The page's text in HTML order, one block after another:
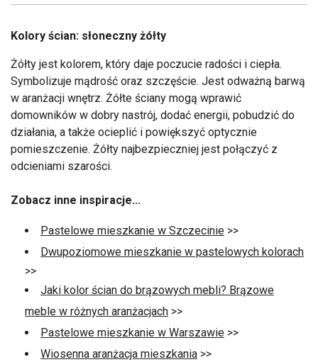
Kolory ścian: słoneczny żółty
Żółty jest kolorem, który daje poczucie radości i ciepła.
Symbolizuje mądrość oraz szczęście. Jest odważną barwą
w aranżacji wnętrz. Żółte ściany mogą wprawić
domowników w dobry nastrój, dodać energii, pobudzić do
działania, a także ocieplić i powiększyć optycznie
pomieszczenie. Żółty najbezpieczniej jest połączyć z
odcieniami szarości.
Zobacz inne inspiracje...
Pastelowe mieszkanie w Szczecinie >>
Dwupoziomowe mieszkanie w pastelowych kolorach
>>
Jaki kolor ścian do brązowych mebli? Brązowe
meble w różnych aranżacjach >>
Pastelowe mieszkanie w Warszawie >>
Wiosenna aranżacja mieszkania >>